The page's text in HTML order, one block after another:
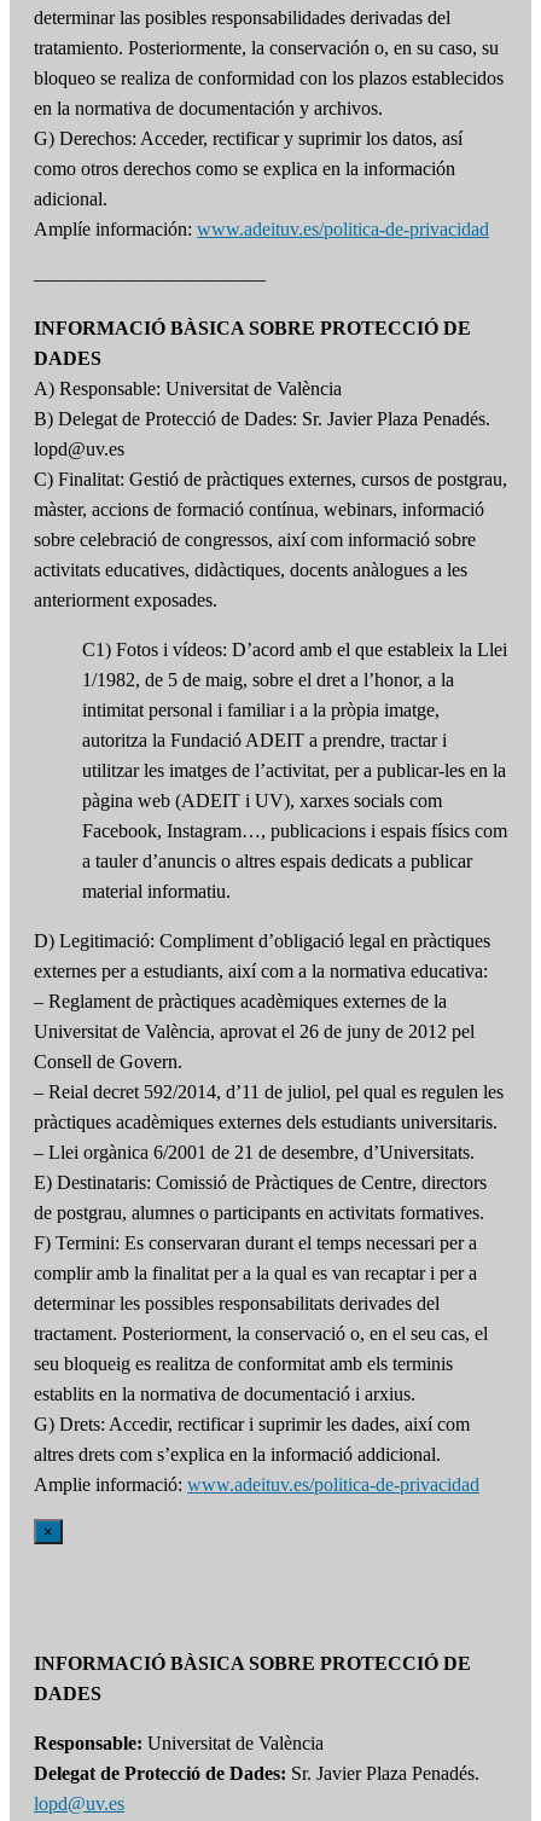
determinar las posibles responsabilidades derivadas del
tratamiento. Posteriormente, la conservación o, en su caso, su
bloqueo se realiza de conformidad con los plazos establecidos
en la normativa de documentación y archivos.
G) Derechos: Acceder, rectificar y suprimir los datos, así
como otros derechos como se explica en la información
adicional.
Amplíe información: www.adeituv.es/politica-de-privacidad
————————————
INFORMACIÓ BÀSICA SOBRE PROTECCIÓ DE
DADES
A) Responsable: Universitat de València
B) Delegat de Protecció de Dades: Sr. Javier Plaza Penadés.
lopd@uv.es
C) Finalitat: Gestió de pràctiques externes, cursos de postgrau,
màster, accions de formació contínua, webinars, informació
sobre celebració de congressos, així com informació sobre
activitats educatives, didàctiques, docents anàlogues a les
anteriorment exposades.
C1) Fotos i vídeos: D’acord amb el que estableix la Llei
1/1982, de 5 de maig, sobre el dret a l’honor, a la
intimitat personal i familiar i a la pròpia imatge,
autoritza la Fundació ADEIT a prendre, tractar i
utilitzar les imatges de l’activitat, per a publicar-les en la
pàgina web (ADEIT i UV), xarxes socials com
Facebook, Instagram…, publicacions i espais físics com
a tauler d’anuncis o altres espais dedicats a publicar
material informatiu.
D) Legitimació: Compliment d’obligació legal en pràctiques
externes per a estudiants, així com a la normativa educativa:
– Reglament de pràctiques acadèmiques externes de la
Universitat de València, aprovat el 26 de juny de 2012 pel
Consell de Govern.
– Reial decret 592/2014, d’11 de juliol, pel qual es regulen les
pràctiques acadèmiques externes dels estudiants universitaris.
– Llei orgànica 6/2001 de 21 de desembre, d’Universitats.
E) Destinataris: Comissió de Pràctiques de Centre, directors
de postgrau, alumnes o participants en activitats formatives.
F) Termini: Es conservaran durant el temps necessari per a
complir amb la finalitat per a la qual es van recaptar i per a
determinar les possibles responsabilitats derivades del
tractament. Posteriorment, la conservació o, en el seu cas, el
seu bloqueig es realitza de conformitat amb els terminis
establits en la normativa de documentació i arxius.
G) Drets: Accedir, rectificar i suprimir les dades, així com
altres drets com s’explica en la informació addicional.
Amplie informació: www.adeituv.es/politica-de-privacidad
×
INFORMACIÓ BÀSICA SOBRE PROTECCIÓ DE
DADES
Responsable: Universitat de València
Delegat de Protecció de Dades: Sr. Javier Plaza Penadés.
lopd@uv.es